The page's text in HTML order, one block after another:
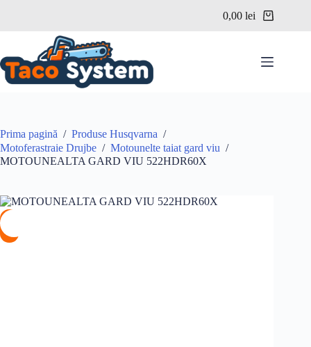
Coș
0,00lei
Prima pagină / Produse Husqvarna /
Motoferastraie Drujbe / Motounelte taiat gard viu /
MOTOUNEALTA GARD VIU 522HDR60X